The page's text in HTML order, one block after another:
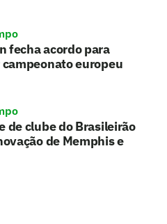
fecha acordo para
europeu
de clube do Brasileirão
de Memphis e